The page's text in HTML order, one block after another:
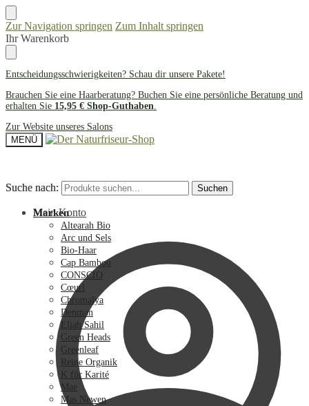
Zur Navigation springen Zum Inhalt springen
Ihr Warenkorb
Entscheidungsschwierigkeiten? Schau dir unsere Pakete!
Brauchen Sie eine Haarberatung? Buchen Sie eine persönliche Beratung und
erhalten Sie 15,95 € Shop-Guthaben.
Zur Website unseres Salons
MENÜ
Suche nach: Suchen
Mein Konto
Suche nach: Suchen
Marken
Altearah Bio
Arc und Sels
Bio-Haar
Cap Bambou
CONSCIO
Cœurl
Chromalya
Denman
Eliah Sahil
Green Heads
Greenleaf
Reine Organik
K für Karité
Mae
Mas Newen